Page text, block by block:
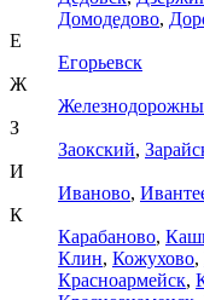
Домодедово,
Е
Егорьевск
Ж
З
Заокский,
И
Иваново,
К
Карабаново,
Клин, Кожухово,
Красноармейск,